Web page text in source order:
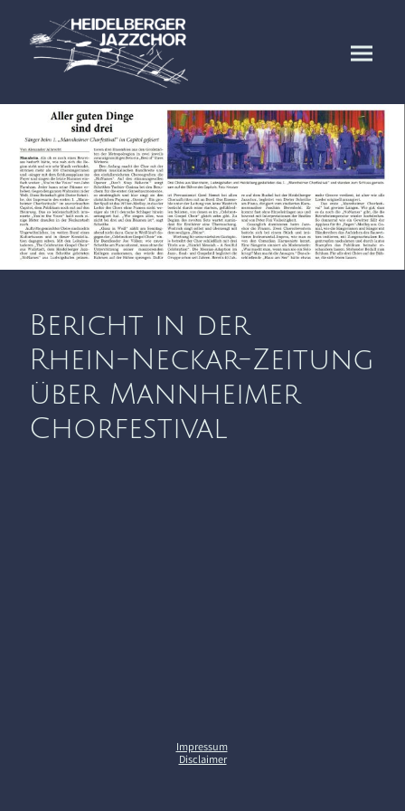
Bericht in der
Rhein-Neckar-Zeitung
über Mannheimer
Chorfestival
Impressum
Disclaimer